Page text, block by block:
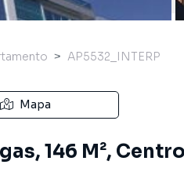
AP5532_INTERP
Mapa
146 M²,